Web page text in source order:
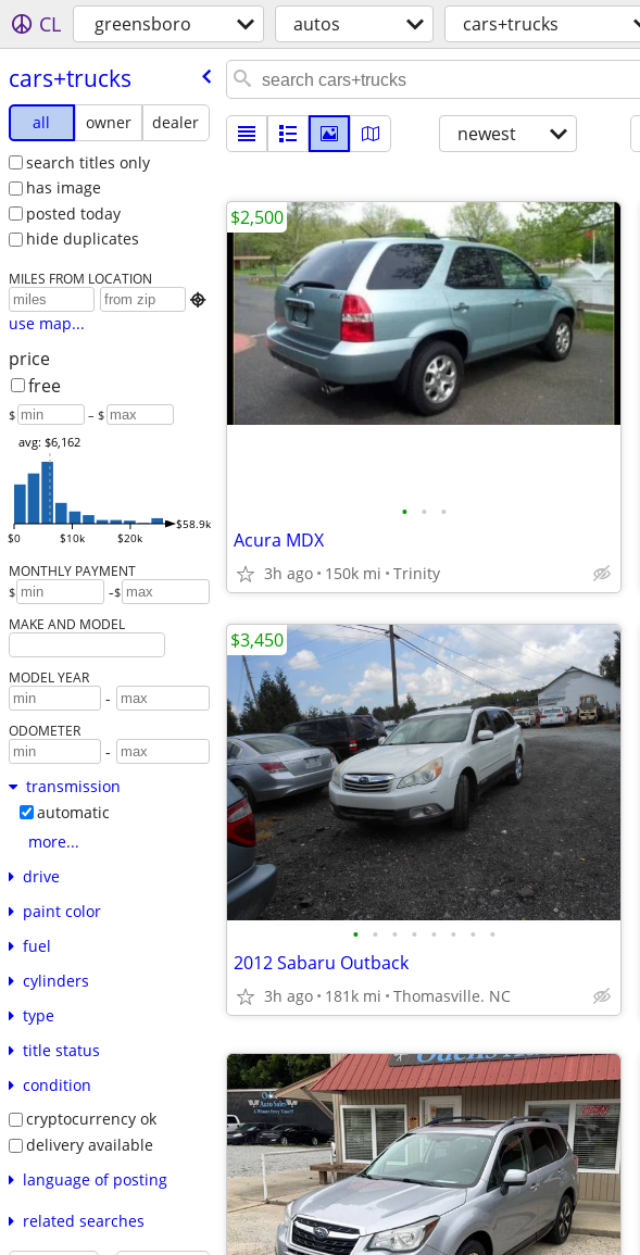
CL greensboro autos cars+trucks
cars+trucks
all owner
dealer
search titles only
has image
posted today
hide duplicates
MILES FROM LOCATION

use map...
price
free
$ – $
$0 $10k $20k
$58.9k
avg: $6,162
MONTHLY PAYMENT
$ -$
MAKE AND MODEL
MODEL YEAR
-
ODOMETER
-
transmission
automatic
more...
drive
paint color
fuel
cylinders
type
title status
condition
cryptocurrency ok
delivery available
language of posting
related searches
newest
• • •
Acura MDX
3h ago 150k mi Trinity
$2,500
• • • • • • • •
2012 Sabaru Outback
3h ago 181k mi Thomasville. NC
$3,450